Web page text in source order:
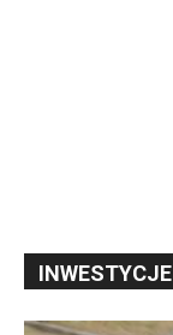
INWESTYCJE